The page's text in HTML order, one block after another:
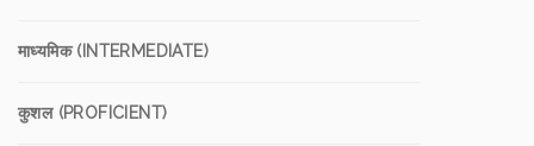
माध्यमिक (INTERMEDIATE)
कुशल (PROFICIENT)